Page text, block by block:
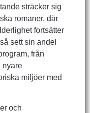
sträcker sig
romaner, där
fortsätter
sett sin andel
från
nyare
miljöer med
och